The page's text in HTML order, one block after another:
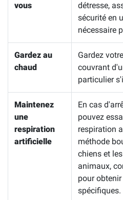
vous
détresse,
sécurité en
nécessaire
Gardez au
chaud
Gardez
couvrant
particulier
Maintenez
une
respiration
artificielle
En cas
pouvez
respiration
méthode
chiens et
animaux,
pour
spécifiques.